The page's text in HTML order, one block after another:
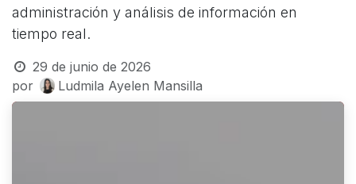
administración y análisis de información en
tiempo real.
29 de junio de 2026
por
Ludmila Ayelen Mansilla